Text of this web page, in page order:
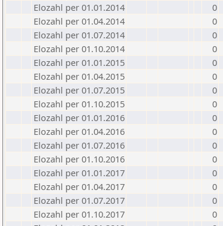
Elozahl per 01.01.2014
0
Elozahl per 01.04.2014
0
Elozahl per 01.07.2014
0
Elozahl per 01.10.2014
0
Elozahl per 01.01.2015
0
Elozahl per 01.04.2015
0
Elozahl per 01.07.2015
0
Elozahl per 01.10.2015
0
Elozahl per 01.01.2016
0
Elozahl per 01.04.2016
0
Elozahl per 01.07.2016
0
Elozahl per 01.10.2016
0
Elozahl per 01.01.2017
0
Elozahl per 01.04.2017
0
Elozahl per 01.07.2017
0
Elozahl per 01.10.2017
0